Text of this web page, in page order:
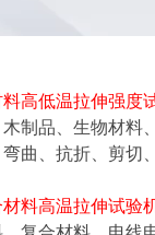
料高低温拉伸强度
制品、生物材料
曲、抗折、剪切
料高温拉伸试验